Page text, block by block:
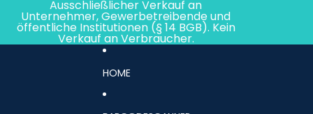
Ausschließlicher Verkauf an
Unternehmer, Gewerbetreibende und
öffentliche Institutionen (§ 14 BGB). Kein
Verkauf an Verbraucher.
HOME